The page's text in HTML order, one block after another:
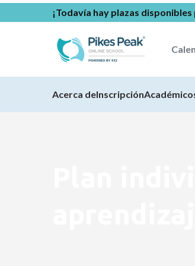
¡Todavía hay plazas
Acerca deInscripción